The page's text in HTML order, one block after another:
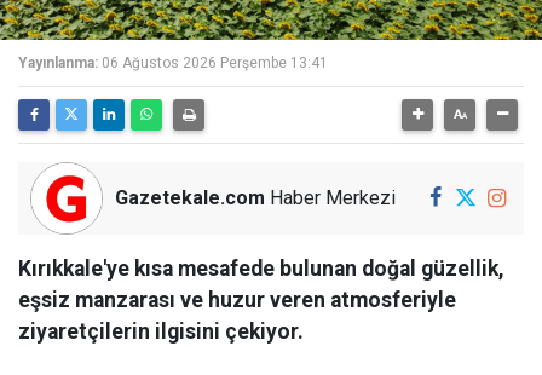
Yayınlanma: 06 Ağustos 2026 Perşembe 13:41
Gazetekale.com Haber Merkezi
Kırıkkale'ye kısa mesafede bulunan doğal güzellik,
eşsiz manzarası ve huzur veren atmosferiyle
ziyaretçilerin ilgisini çekiyor.